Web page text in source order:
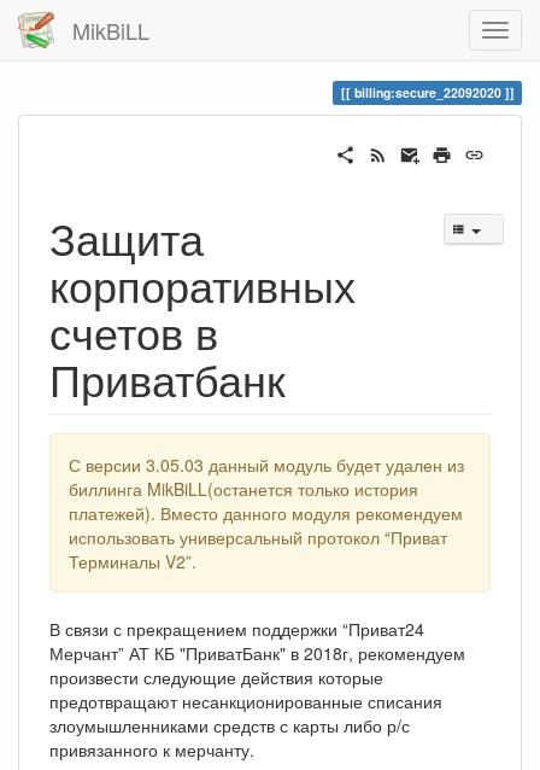
MikBiLL
billing:secure_22092020
Защита
корпоративных
счетов в
Приватбанк
С версии 3.05.03 данный модуль будет удален из
биллинга MikBiLL(останется только история
платежей). Вместо данного модуля рекомендуем
использовать универсальный протокол “Приват
Терминалы V2”.
В связи с прекращением поддержки “Приват24
Мерчант” АТ КБ "ПриватБанк" в 2018г, рекомендуем
произвести следующие действия которые
предотвращают несанкционированные списания
злоумышленниками средств с карты либо р/с
привязанного к мерчанту.